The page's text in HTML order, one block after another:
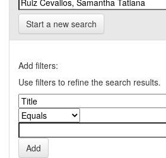
Start a new search
Add filters:
Use filters to refine the search results.